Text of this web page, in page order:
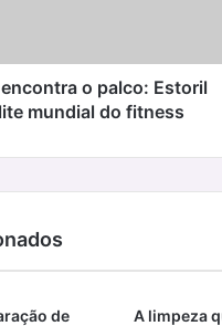
o palco: Estoril
mundial do fitness
de
A limpeza